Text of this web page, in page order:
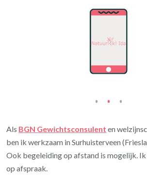
Als BGN Gewichtsconsulent en
ben ik werkzaam in Surhuisterveen
Ook begeleiding op afstand is mogelijk.
op afspraak.